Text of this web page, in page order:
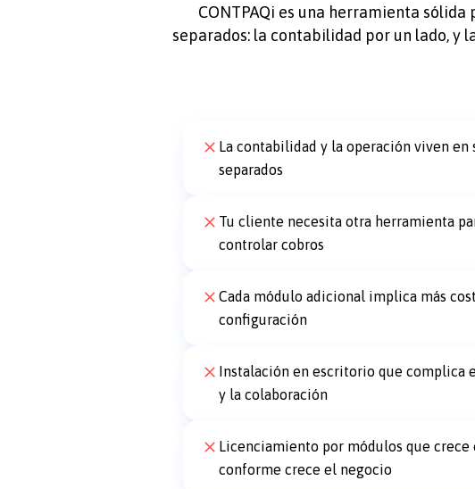
CONTPAQi es una herramienta
separados: la contabilidad por un lado, y
La contabilidad y la operación viven en
separados
Tu cliente necesita otra herramienta
controlar cobros
Cada módulo adicional implica más
configuración
Instalación en escritorio que complica
y la colaboración
Licenciamiento por módulos que crece
conforme crece el negocio